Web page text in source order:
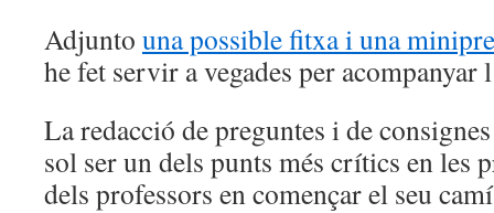
Adjunto una possible fitxa i una
he fet servir a vegades per acompanyar
La redacció de preguntes i de
sol ser un dels punts més crítics en les
dels professors en començar el seu